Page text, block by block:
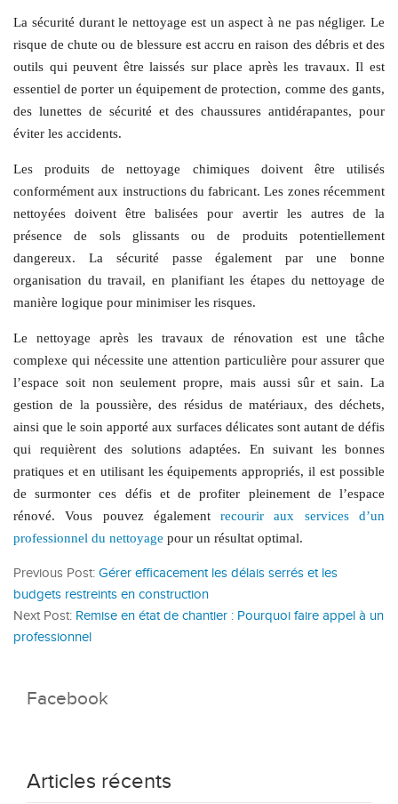
La sécurité durant le nettoyage est un aspect à ne pas négliger. Le
risque de chute ou de blessure est accru en raison des débris et des
outils qui peuvent être laissés sur place après les travaux. Il est
essentiel de porter un équipement de protection, comme des gants,
des lunettes de sécurité et des chaussures antidérapantes, pour
éviter les accidents.
Les produits de nettoyage chimiques doivent être utilisés
conformément aux instructions du fabricant. Les zones récemment
nettoyées doivent être balisées pour avertir les autres de la
présence de sols glissants ou de produits potentiellement
dangereux. La sécurité passe également par une bonne
organisation du travail, en planifiant les étapes du nettoyage de
manière logique pour minimiser les risques.
Le nettoyage après les travaux de rénovation est une tâche
complexe qui nécessite une attention particulière pour assurer que
l’espace soit non seulement propre, mais aussi sûr et sain. La
gestion de la poussière, des résidus de matériaux, des déchets,
ainsi que le soin apporté aux surfaces délicates sont autant de défis
qui requièrent des solutions adaptées. En suivant les bonnes
pratiques et en utilisant les équipements appropriés, il est possible
de surmonter ces défis et de profiter pleinement de l’espace
rénové. Vous pouvez égalementrecourir aux services d’un
professionnel du nettoyage pour un résultat optimal.
Previous Post: Gérer efficacement les délais serrés et les
budgets restreints en construction
Next Post: Remise en état de chantier : Pourquoi faire appel à un
professionnel
Facebook
Articles récents